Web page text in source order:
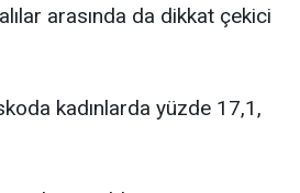
arasında da dikkat çekici
kadınlarda yüzde 17,1,